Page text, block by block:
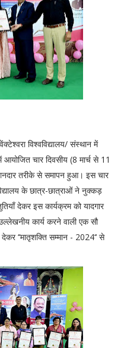
विश्वविद्यालय/ संस्थान में
आयोजित चार दिवसीय (8 मार्च से 11
शानदार तरीके से समापन हुआ। इस चार
के छात्र-छात्राओं ने नुक्कड़
देकर इस कार्यक्रम को यादगार
कार्य करने वाली एक सौ
‘‘मातृशक्ति सम्मान - 2024‘‘ से